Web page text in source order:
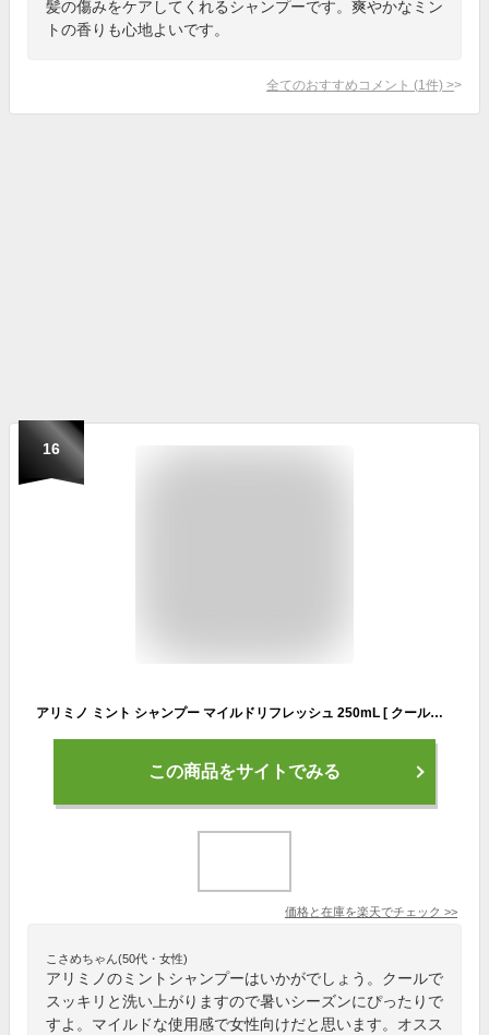
髪の傷みをケアしてくれるシャンプーです。爽やかなミン
トの香りも心地よいです。
全てのおすすめコメント (1 件) >
16
アリミノ ミント シャンプー マイルドリフレッシュ 250mL [ クールシャンプー 女性 冷 感 爽快 スッキリ サロン専売品 おすすめ クール シャンプー 人気 冷涼感 清涼感 ] ARIMINO 2024
この商品をサイトでみる
価格と在庫を楽天でチェック >>
こさめちゃん(50代・女性)
アリミノのミントシャンプーはいかがでしょう。クールで
スッキリと洗い上がりますので暑いシーズンにぴったりで
すよ。マイルドな使用感で女性向けだと思います。オスス